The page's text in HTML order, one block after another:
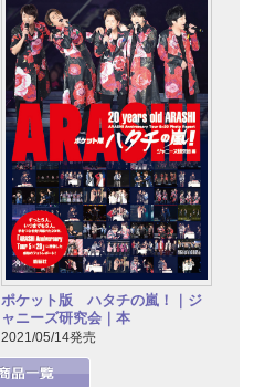
ポケット版 ハタチの嵐！｜ジ
ャニーズ研究会｜本
2021/05/14発売